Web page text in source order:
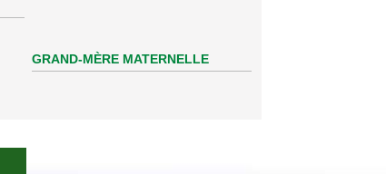
GRAND-MÈRE MATERNELLE